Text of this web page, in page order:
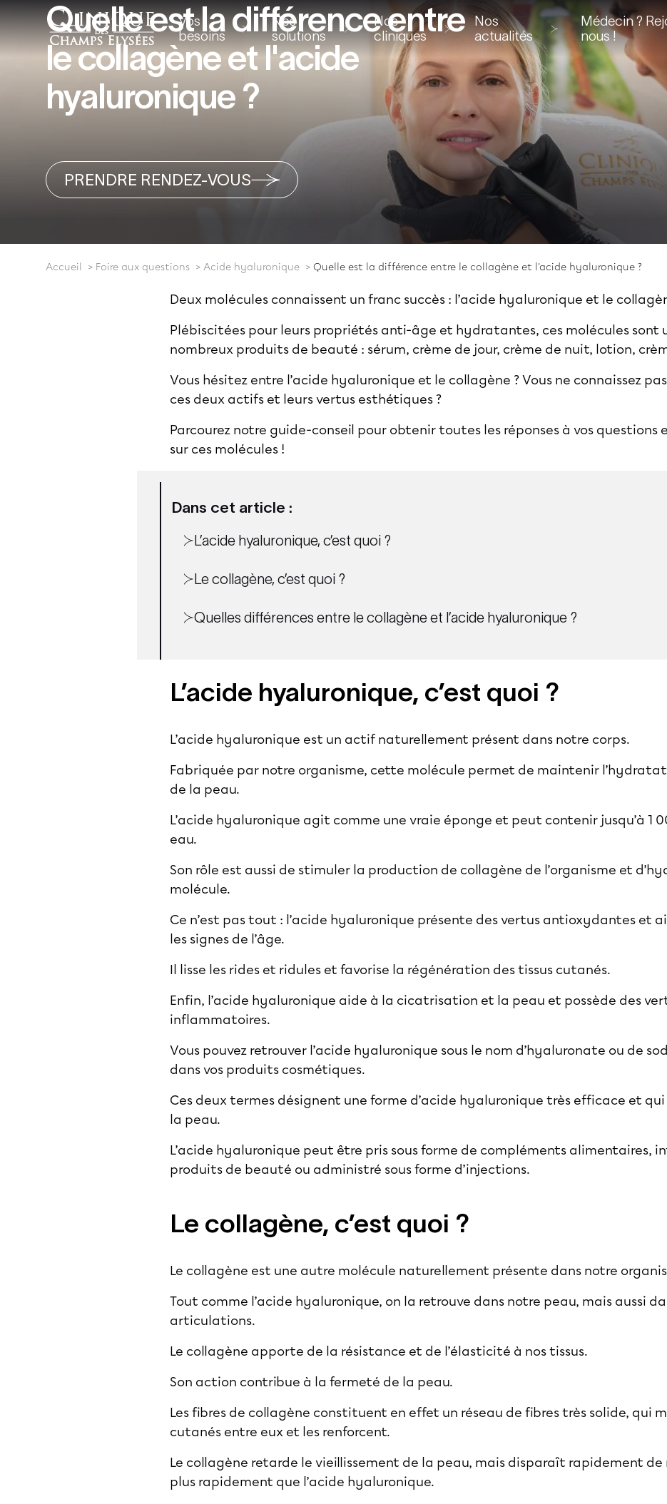
Vos
besoins
Nos
solutions
Nos
cliniques
Nos
actualités
Médecin ?
nous !
Quelle est la différence entre
le collagène et l'acide
hyaluronique ?
PRENDRE RENDEZ-VOUS
Accueil Foire aux questions Acide hyaluronique Quelle est la différence entre le collagène et l'acide hyaluronique ?
Deux molécules connaissent un franc succès : l’acide hyaluronique et le
Plébiscitées pour leurs propriétés anti-âge et hydratantes, ces molécules sont
nombreux produits de beauté : sérum, crème de jour, crème de nuit, lotion,
Vous hésitez entre l’acide hyaluronique et le collagène ? Vous ne connaissez
ces deux actifs et leurs vertus esthétiques ?
Parcourez notre guide-conseil pour obtenir toutes les réponses à vos questions
sur ces molécules !
Dans cet article :
L’acide hyaluronique, c’est quoi ?
Le collagène, c’est quoi ?
Quelles différences entre le collagène et l’acide hyaluronique ?
L’acide hyaluronique, c’est quoi ?
L’acide hyaluronique est un actif naturellement présent dans notre corps.
Fabriquée par notre organisme, cette molécule permet de maintenir
de la peau.
L’acide hyaluronique agit comme une vraie éponge et peut contenir jusqu’à 1
eau.
Son rôle est aussi de stimuler la production de collagène de l’organisme et
molécule.
Ce n’est pas tout : l’acide hyaluronique présente des vertus antioxydantes et
les signes de l’âge.
Il lisse les rides et ridules et favorise la régénération des tissus cutanés.
Enfin, l’acide hyaluronique aide à la cicatrisation et la peau et possède des
inflammatoires.
Vous pouvez retrouver l’acide hyaluronique sous le nom d’hyaluronate ou de
dans vos produits cosmétiques.
Ces deux termes désignent une forme d’acide hyaluronique très efficace et
la peau.
L’acide hyaluronique peut être pris sous forme de compléments alimentaires,
produits de beauté ou administré sous forme d’injections.
Le collagène, c’est quoi ?
Le collagène est une autre molécule naturellement présente dans notre
Tout comme l’acide hyaluronique, on la retrouve dans notre peau, mais aussi
articulations.
Le collagène apporte de la résistance et de l’élasticité à nos tissus.
Son action contribue à la fermeté de la peau.
Les fibres de collagène constituent en effet un réseau de fibres très solide, qui
cutanés entre eux et les renforcent.
Le collagène retarde le vieillissement de la peau, mais disparaît rapidement de
plus rapidement que l’acide hyaluronique.